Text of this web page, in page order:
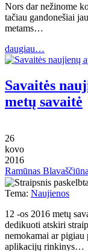
Nors dar nežinome
tačiau gandonešiai
metams…
daugiau…
Savaitės
metų savaitė
26
kovo
2016
Ramūnas
Tema: Naujienos
12 -os 2016 metų
dedikuoti atskiri
nemokamai ar
aplikacijų rinkinys…